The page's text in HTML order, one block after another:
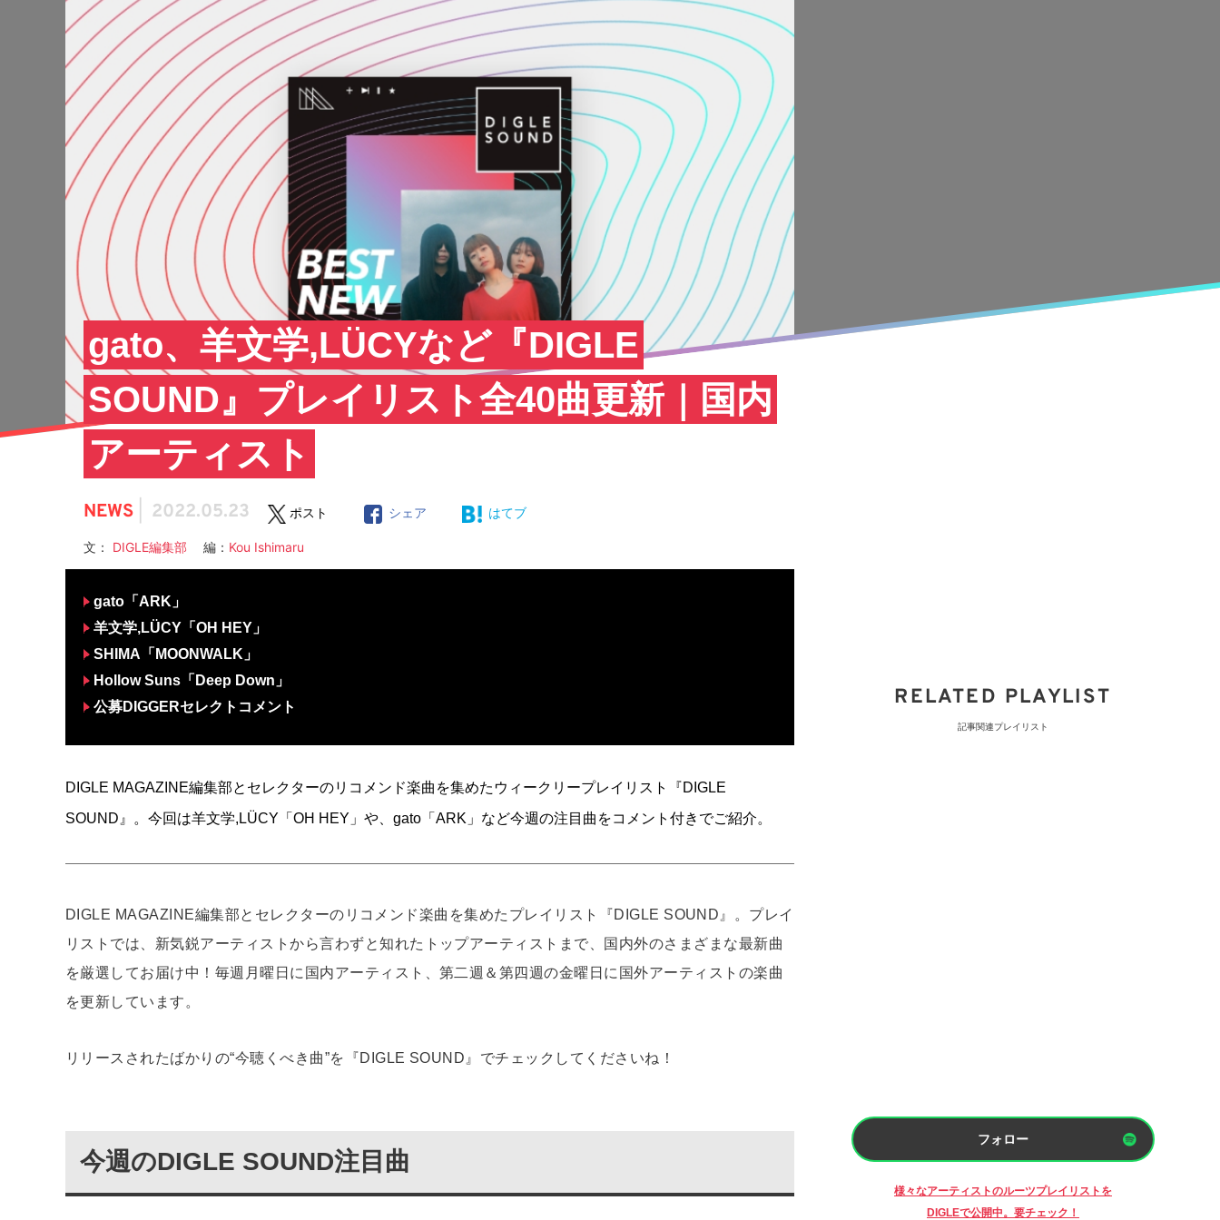
gato、羊文学,LÜCYなど『DIGLE
SOUND』プレイリスト全40曲更新｜国内
アーティスト
NEWS 2022.05.23 ポスト シェア はてブ
文： DIGLE編集部 編： Kou Ishimaru
gato「ARK」
羊文学,LÜCY「OH HEY」
SHIMA「MOONWALK」
Hollow Suns「Deep Down」
公募DIGGERセレクトコメント
DIGLE MAGAZINE編集部とセレクターのリコメンド楽曲を集めたウィークリープレイリスト『DIGLE
SOUND』。今回は羊文学,LÜCY「OH HEY」や、gato「ARK」など今週の注目曲をコメント付きでご紹介。
DIGLE MAGAZINE編集部とセレクターのリコメンド楽曲を集めたプレイリスト『DIGLE SOUND』。プレイ
リストでは、新気鋭アーティストから言わずと知れたトップアーティストまで、国内外のさまざまな最新曲
を厳選してお届け中！毎週月曜日に国内アーティスト、第二週＆第四週の金曜日に国外アーティストの楽曲
を更新しています。
リリースされたばかりの“今聴くべき曲”を『DIGLE SOUND』でチェックしてくださいね！
今週のDIGLE SOUND注目曲
RELATED PLAYLIST
記事関連プレイリスト
フォロー
様々なアーティストのルーツプレイリストを
DIGLEで公開中。要チェック！